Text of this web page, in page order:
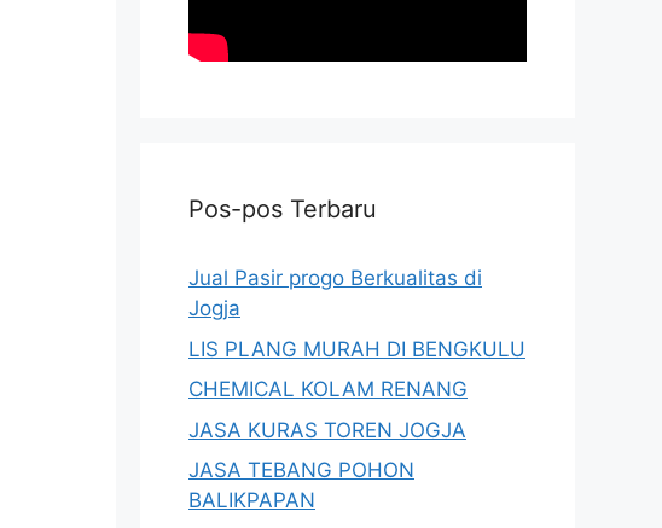
Pos-pos Terbaru
Jual Pasir progo Berkualitas di
Jogja
LIS PLANG MURAH DI BENGKULU
CHEMICAL KOLAM RENANG
JASA KURAS TOREN JOGJA
JASA TEBANG POHON
BALIKPAPAN